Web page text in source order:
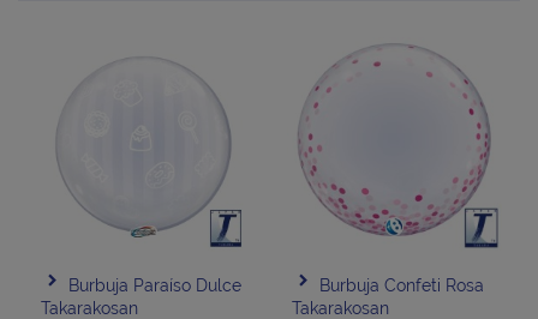
Burbuja Paraíso Dulce
Takarakosan
Burbuja Confeti Rosa
Takarakosan